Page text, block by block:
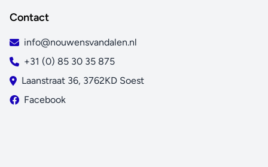
Contact
info@nouwensvandalen.nl
+31 (0) 85 30 35 875
Laanstraat 36, 3762KD Soest
Facebook